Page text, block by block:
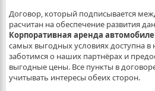
Договор, который подписывается
расчитан на обеспечение развития
Корпоративная аренда
самых выгодных условиях доступна
заботимся о наших партнёрах и
выгодные цены. Все пункты в
учитывать интересы обеих сторон.